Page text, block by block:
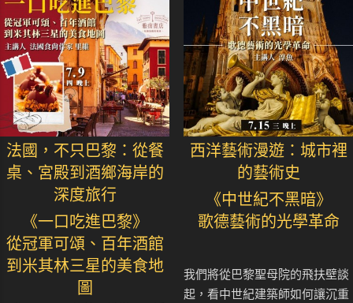
法國，不只巴黎：從餐
桌、宮殿到酒鄉海岸的
深度旅行
《一口吃進巴黎》
從冠軍可頌、百年酒館
到米其林三星的美食地
圖
西洋藝術漫遊：城市裡
的藝術史
《中世紀不黑暗》
歌德藝術的光學革命
我們將從巴黎聖母院的飛扶壁談
起，看中世紀建築師如何讓沉重